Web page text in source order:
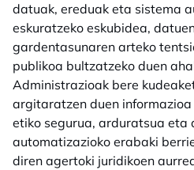
datuak, ereduak eta sistema
eskuratzeko eskubidea,
gardentasunaren arteko
publikoa bultzatzeko duen
Administrazioak bere
argitaratzen duen
etiko segurua, arduratsua eta
automatizazioko erabaki
diren agertoki juridikoen